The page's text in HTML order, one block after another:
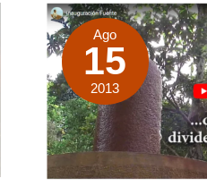
Ago
15
2013